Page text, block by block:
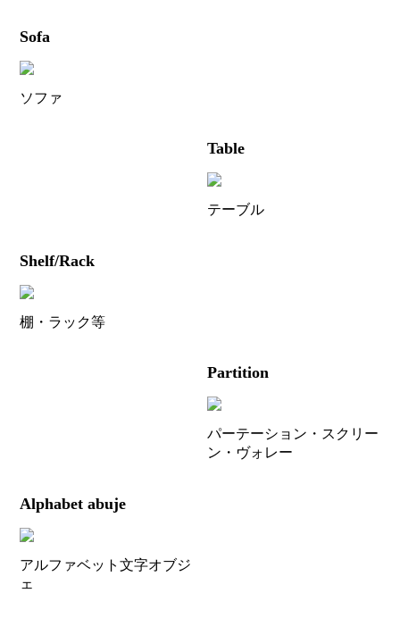
Sofa
ソファ
Table
テーブル
Shelf/Rack
棚・ラック等
Partition
パーテーション・スクリー
ン・ヴォレー
Alphabet abuje
アルファベット文字オブジ
ェ